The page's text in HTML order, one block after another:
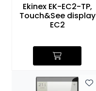
Ekinex EK-EC2-TP,
Touch&See display
EC2
Tilbehør